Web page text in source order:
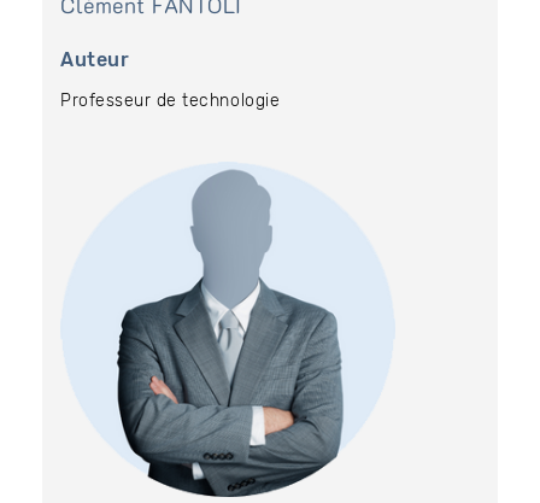
Clément FANTOLI
Auteur
Professeur de technologie